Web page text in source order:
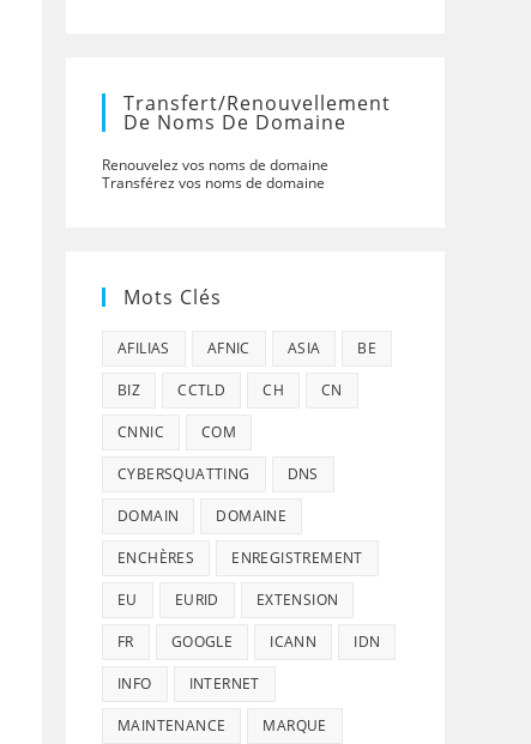
Transfert/renouvellement
De Noms De Domaine
Renouvelez vos noms de domaine
Transférez vos noms de domaine
Mots Clés
AFILIAS AFNIC ASIA BE
BIZ CCTLD CH CN
CNNIC COM
CYBERSQUATTING DNS
DOMAIN DOMAINE
ENCHÈRES ENREGISTREMENT
EU EURID EXTENSION
FR GOOGLE ICANN IDN
INFO INTERNET
MAINTENANCE MARQUE